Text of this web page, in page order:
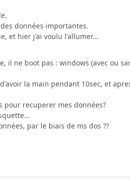
données importantes.
et hier j'ai voulu l'allumer...
ne boot pas : windows (avec ou
la main pendant 10sec, et
pour recuperer mes données?
par le biais de ms dos ??